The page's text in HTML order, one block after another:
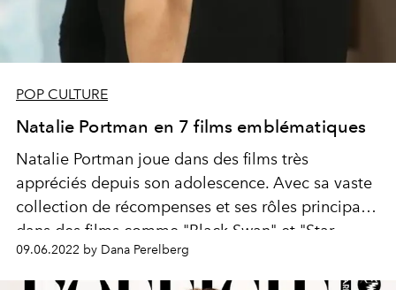
POP CULTURE
Natalie Portman en 7 films emblématiques
Natalie Portman joue dans des films très
appréciés depuis son adolescence. Avec sa vaste
collection de récompenses et ses rôles principaux
dans des films comme "Black Swan" et "Star
Wars", Natalie Portman est devenue l'une des
actrices les plus emblématiques de notre époque.
09.06.2022 by Dana Perelberg